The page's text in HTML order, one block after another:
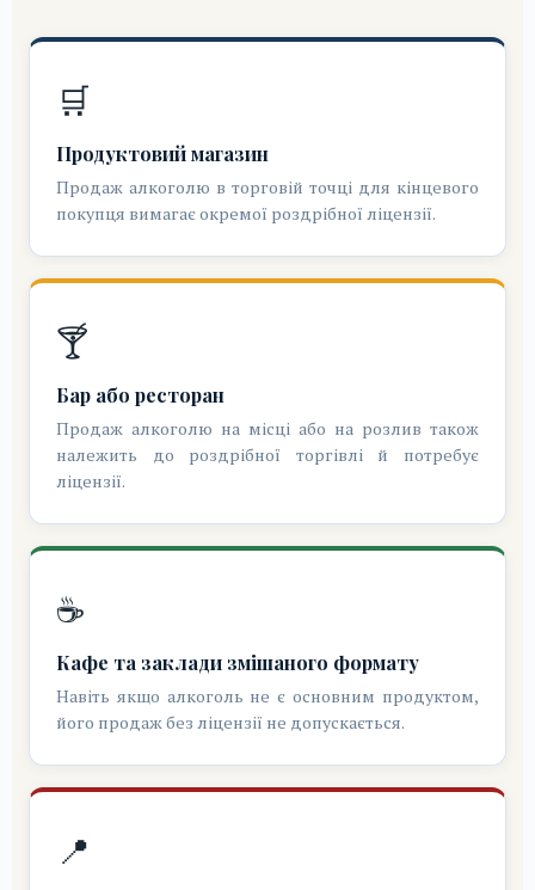
🛒
Продуктовий магазин
Продаж алкоголю в торговій точці для кінцевого
покупця вимагає окремої роздрібної ліцензії.
🍸
Бар або ресторан
Продаж алкоголю на місці або на розлив також
належить до роздрібної торгівлі й потребує
ліцензії.
☕
Кафе та заклади змішаного формату
Навіть якщо алкоголь не є основним продуктом,
його продаж без ліцензії не допускається.
📍